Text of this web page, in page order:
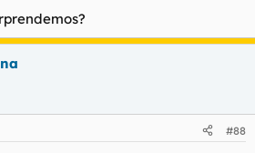
#88